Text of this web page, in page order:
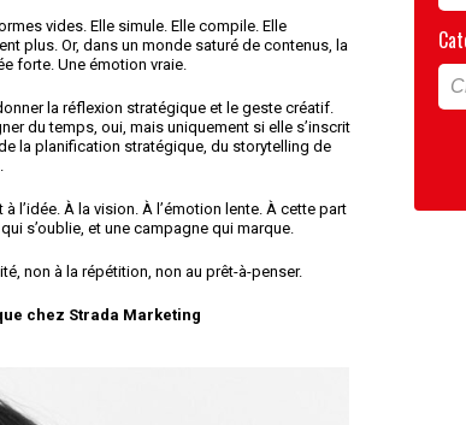
vides. Elle simule. Elle compile. Elle
plus. Or, dans un monde saturé de contenus, la
forte. Une émotion vraie.
la réflexion stratégique et le geste créatif.
du temps, oui, mais uniquement si elle s’inscrit
la planification stratégique, du storytelling de
l’idée. À la vision. À l’émotion lente. À cette part
s’oublie, et une campagne qui marque.
non à la répétition, non au prêt-à-penser.
chez Strada Marketing